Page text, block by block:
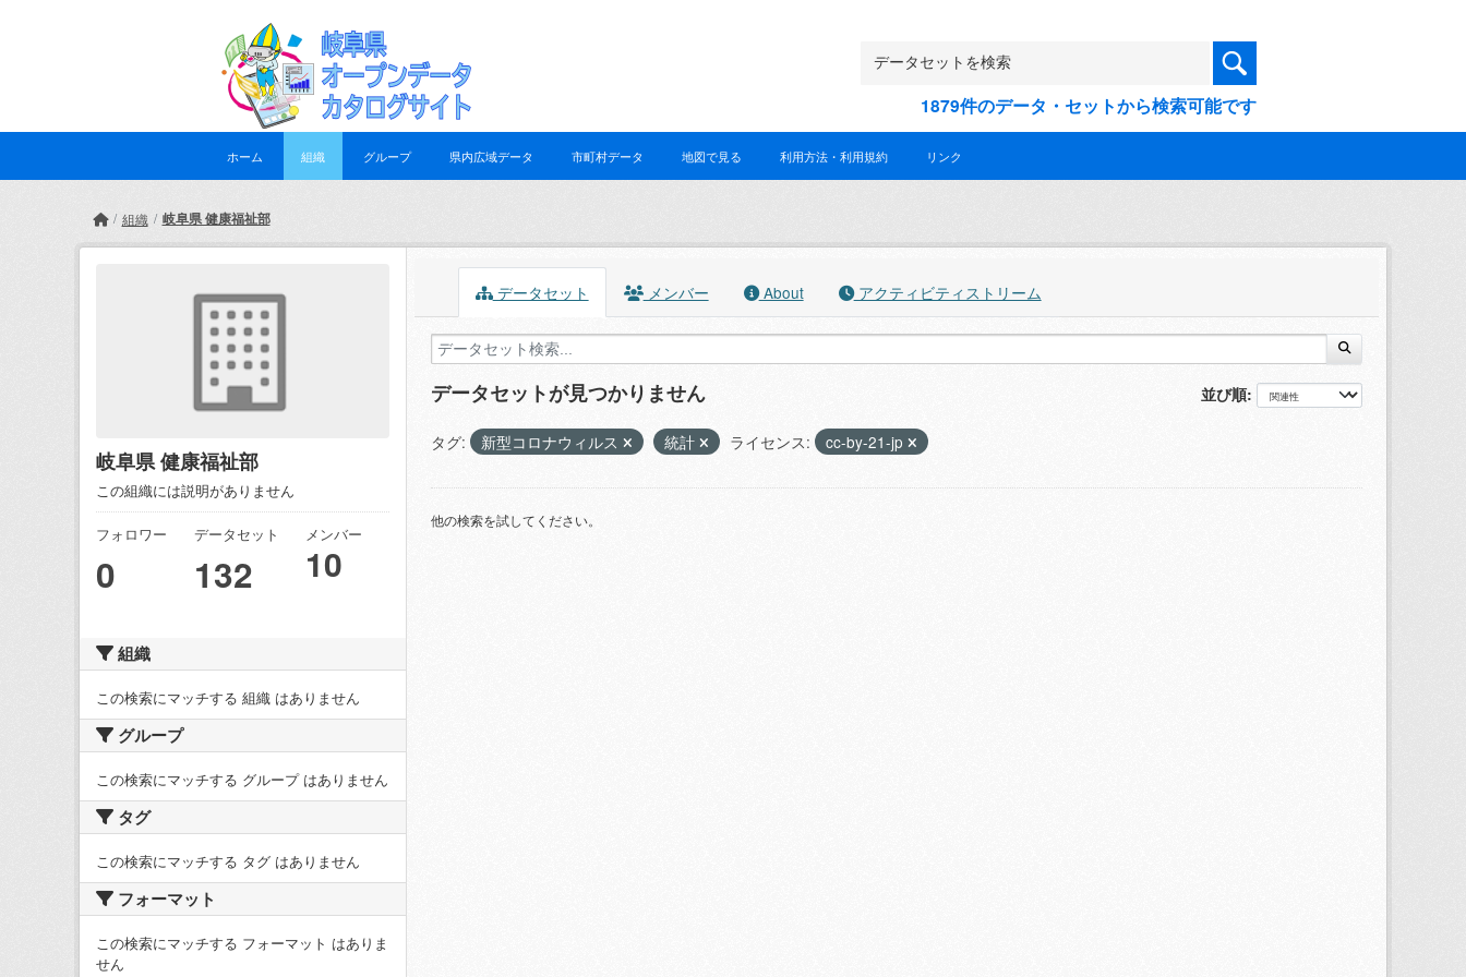
1879件のデータ・セットから検索可能です
ホーム 組織 グループ 県内広域データ 市町村データ 地図で見る 利用方法・利用規約 リンク
組織 岐阜県 健康福祉部
岐阜県 健康福祉部
この組織には説明がありません
フォロワー
0
データセット
132
メンバー
10
組織
この検索にマッチする 組織 はありません
グループ
この検索にマッチする グループ はありません
タグ
この検索にマッチする タグ はありません
フォーマット
この検索にマッチする フォーマット はありま
せん
データセット メンバー About アクティビティストリーム
並び順
データセットが見つかりません
タグ: 新型コロナウィルス 統計 ライセンス: cc-by-21-jp
他の検索を試してください。